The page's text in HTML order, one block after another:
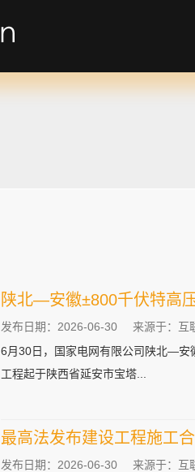
陕北—安徽±800千伏特高
发布日期：2026-06-30
来源于：互
6月30日，国家电网有限公司陕北—
工程起于陕西省延安市宝塔...
最高法发布建设工程施工
发布日期：2026-06-30
来源于：互